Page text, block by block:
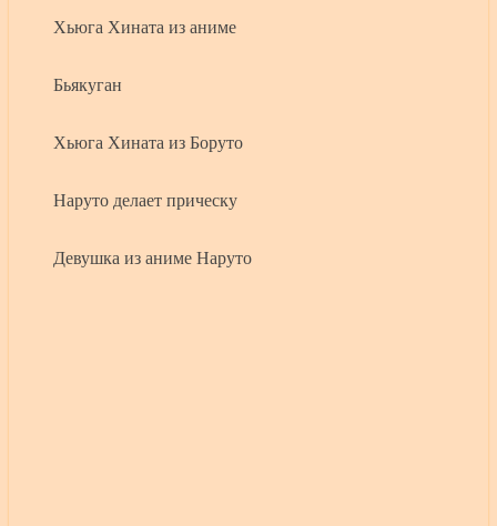
Хьюга Хината из аниме
Бьякуган
Хьюга Хината из Боруто
Наруто делает прическу
Девушка из аниме Наруто